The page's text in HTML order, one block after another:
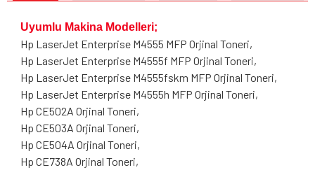
Uyumlu Makina Modelleri;
Hp LaserJet Enterprise M4555 MFP Orjinal Toneri,
Hp LaserJet Enterprise M4555f MFP Orjinal Toneri,
Hp LaserJet Enterprise M4555fskm MFP Orjinal Toneri,
Hp LaserJet Enterprise M4555h MFP Orjinal Toneri,
Hp CE502A Orjinal Toneri,
Hp CE503A Orjinal Toneri,
Hp CE504A Orjinal Toneri,
Hp CE738A Orjinal Toneri,